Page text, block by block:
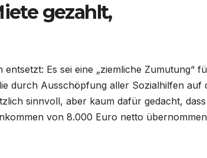
gezahlt,
Es sei eine „ziemliche Zumutung“
durch Ausschöpfung aller Sozialhilfen auf
sinnvoll, aber kaum dafür gedacht, dass
von 8.000 Euro netto übernommen